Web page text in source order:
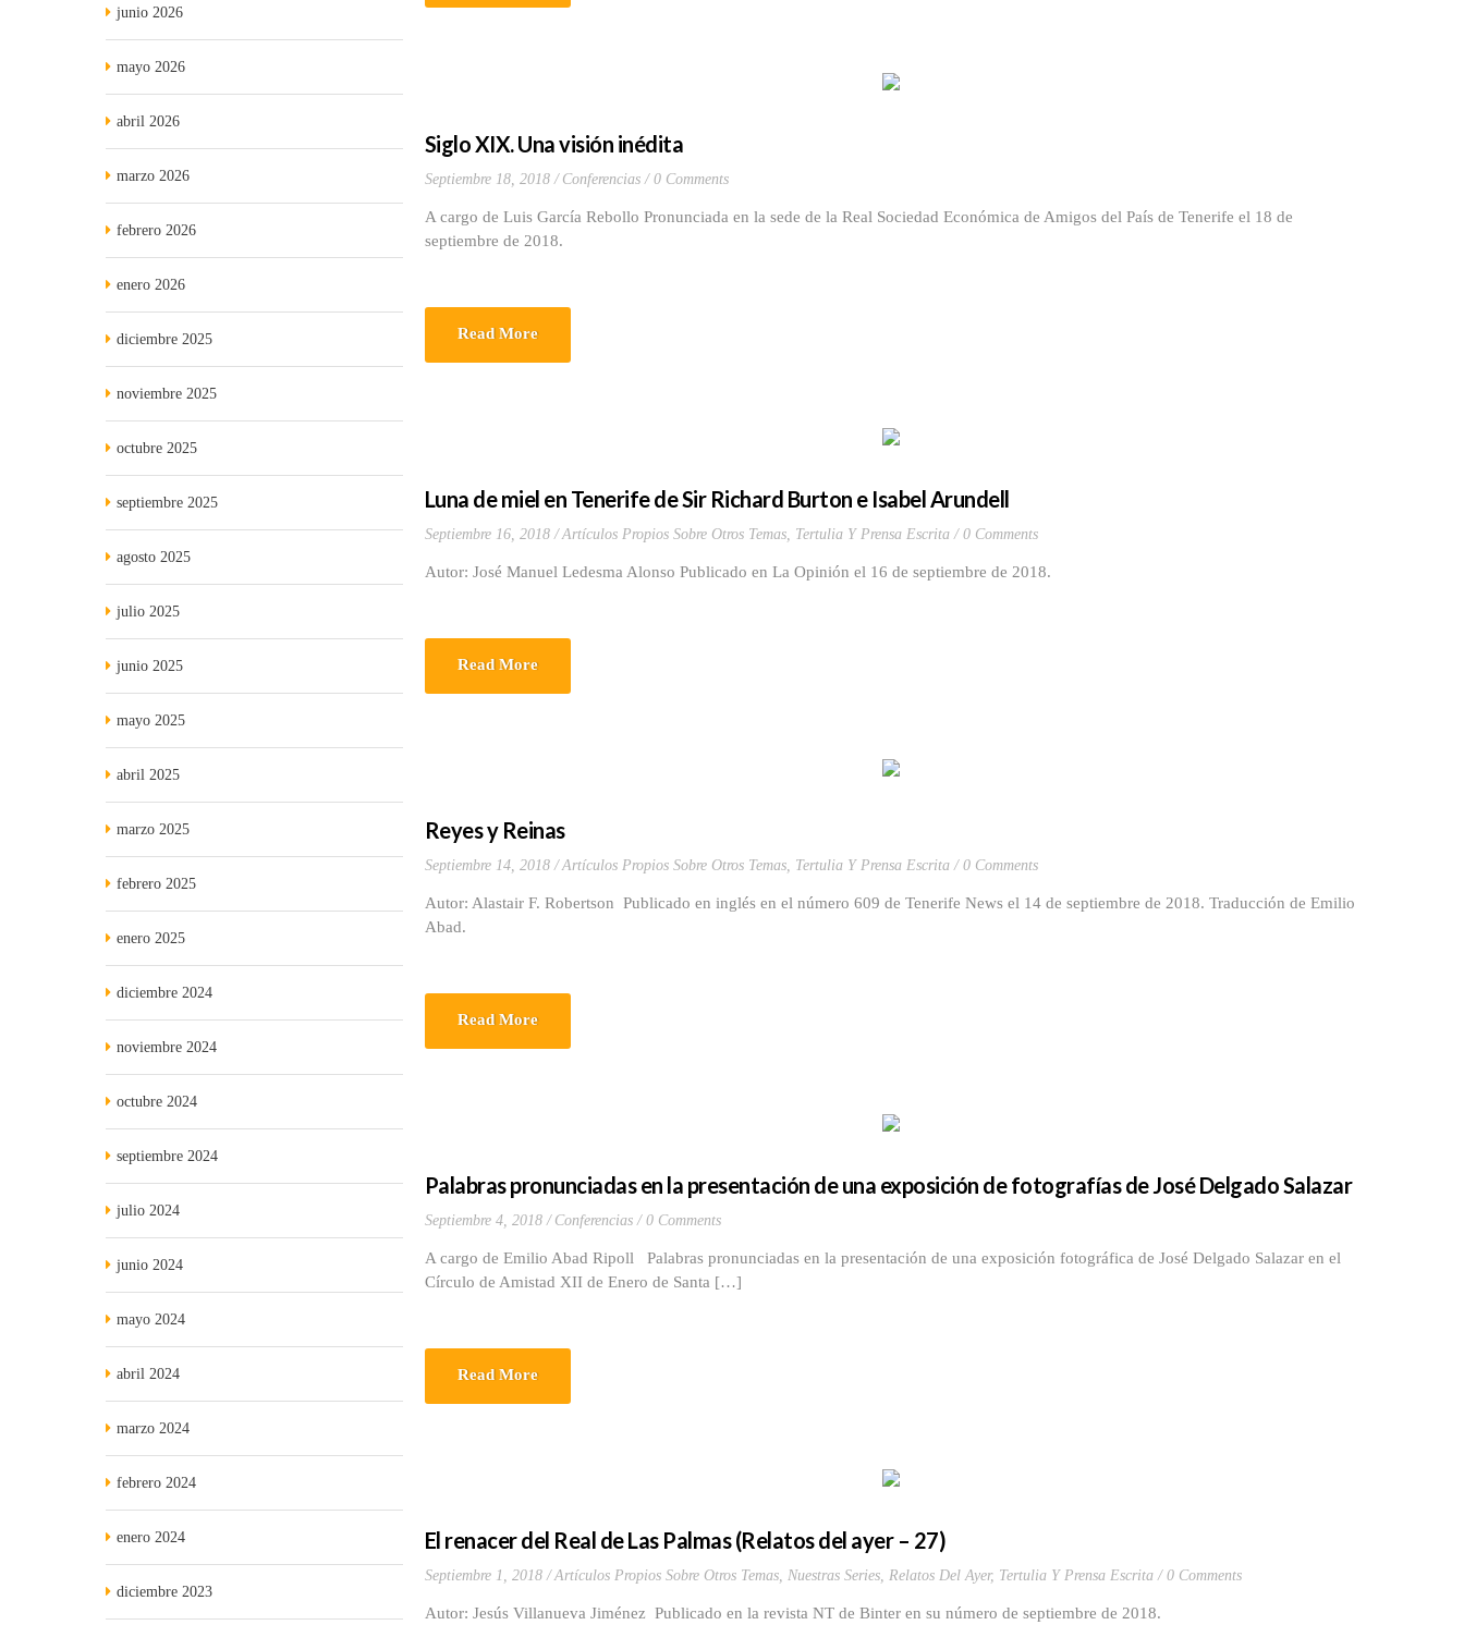
Siglo XIX. Una visión inédita
Septiembre 18, 2018 Conferencias 0 Comments
A cargo de Luis García Rebollo Pronunciada en la sede de la Real Sociedad Económica de Amigos del País de Tenerife el 18 de
septiembre de 2018.
Read More
Luna de miel en Tenerife de Sir Richard Burton e Isabel Arundell
Septiembre 16, 2018 Artículos Propios Sobre Otros Temas, Tertulia Y Prensa Escrita 0 Comments
Autor: José Manuel Ledesma Alonso Publicado en La Opinión el 16 de septiembre de 2018.
Read More
Reyes y Reinas
Septiembre 14, 2018 Artículos Propios Sobre Otros Temas, Tertulia Y Prensa Escrita 0 Comments
Autor: Alastair F. Robertson Publicado en inglés en el número 609 de Tenerife News el 14 de septiembre de 2018. Traducción de Emilio
Abad.
Read More
Palabras pronunciadas en la presentación de una exposición de fotografías de José Delgado Salazar
Septiembre 4, 2018 Conferencias 0 Comments
A cargo de Emilio Abad Ripoll Palabras pronunciadas en la presentación de una exposición fotográfica de José Delgado Salazar en el
Círculo de Amistad XII de Enero de Santa […]
Read More
El renacer del Real de Las Palmas (Relatos del ayer – 27)
Septiembre 1, 2018 Artículos Propios Sobre Otros Temas, Nuestras Series, Relatos Del Ayer, Tertulia Y Prensa Escrita 0 Comments
Autor: Jesús Villanueva Jiménez Publicado en la revista NT de Binter en su número de septiembre de 2018.
junio 2026
mayo 2026
abril 2026
marzo 2026
febrero 2026
enero 2026
diciembre 2025
noviembre 2025
octubre 2025
septiembre 2025
agosto 2025
julio 2025
junio 2025
mayo 2025
abril 2025
marzo 2025
febrero 2025
enero 2025
diciembre 2024
noviembre 2024
octubre 2024
septiembre 2024
julio 2024
junio 2024
mayo 2024
abril 2024
marzo 2024
febrero 2024
enero 2024
diciembre 2023